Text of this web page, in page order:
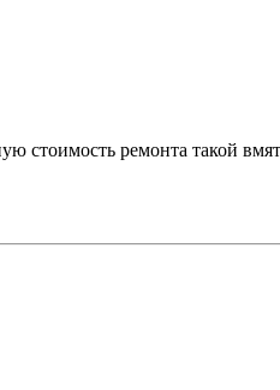
стоимость ремонта такой